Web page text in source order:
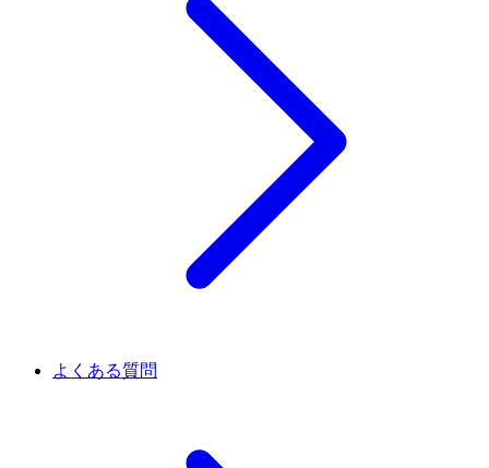
よくある質問